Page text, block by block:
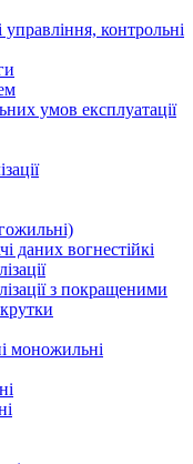
контрольні
умов експлуатації
даних вогнестійкі
з покращеними
моножильні